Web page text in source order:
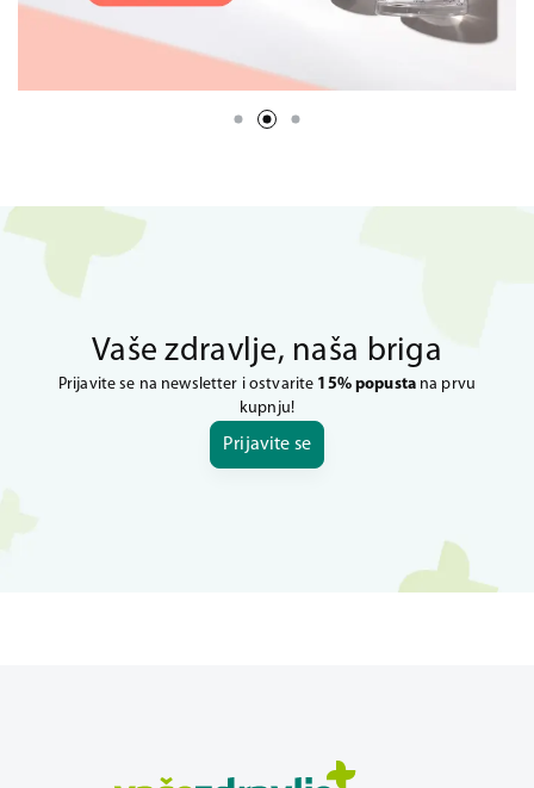
Vaše zdravlje, naša briga
Prijavite se na newsletter i ostvarite 15% popustana prvu
kupnju!
Prijavite se